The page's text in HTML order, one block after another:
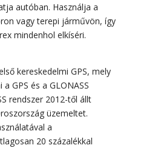
autóban. Használja a
vagy terepi járművön, így
mindenhol elkíséri.
kereskedelmi GPS, mely
GPS és a GLONASS
rendszer 2012-től állt
üzemeltet.
a
20 százalékkal